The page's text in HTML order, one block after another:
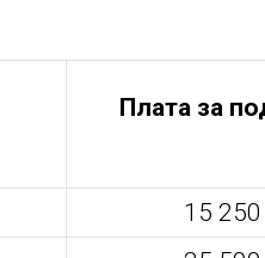
Плата за
15